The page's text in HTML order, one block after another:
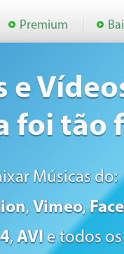
Premium
e
foi tão
Músicas do:
, Vimeo,
, AVI e todos